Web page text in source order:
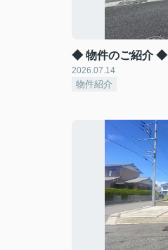
◆ 物件のご紹介 ◆
2026.07.14
物件紹介